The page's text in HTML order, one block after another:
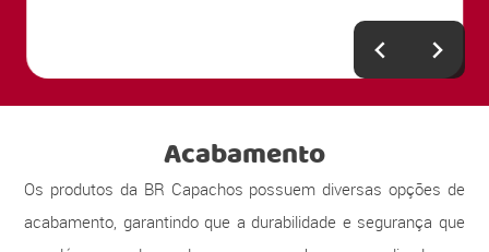
Acabamento
Os produtos da BR Capachos possuem diversas opções de
acabamento, garantindo que a durabilidade e segurança que